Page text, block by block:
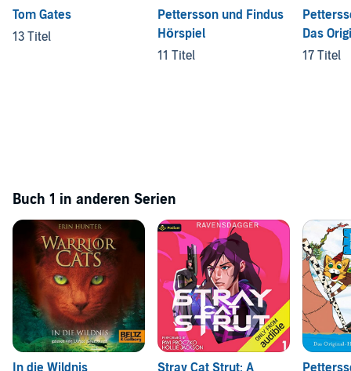
Tom Gates
13 Titel
Pettersson und Findus
Hörspiel
11 Titel
Das
zur TV-
17 Titel
Buch 1 in anderen Serien
In die Wildnis
Stray Cat Strut: A